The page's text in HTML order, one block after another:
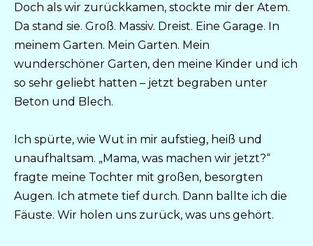
Doch als wir zurückkamen, stockte mir der Atem.
Da stand sie. Groß. Massiv. Dreist. Eine Garage. In
meinem Garten. Mein Garten. Mein
wunderschöner Garten, den meine Kinder und ich
so sehr geliebt hatten – jetzt begraben unter
Beton und Blech.
Ich spürte, wie Wut in mir aufstieg, heiß und
unaufhaltsam. „Mama, was machen wir jetzt?“
fragte meine Tochter mit großen, besorgten
Augen. Ich atmete tief durch. Dann ballte ich die
Fäuste. Wir holen uns zurück, was uns gehört.